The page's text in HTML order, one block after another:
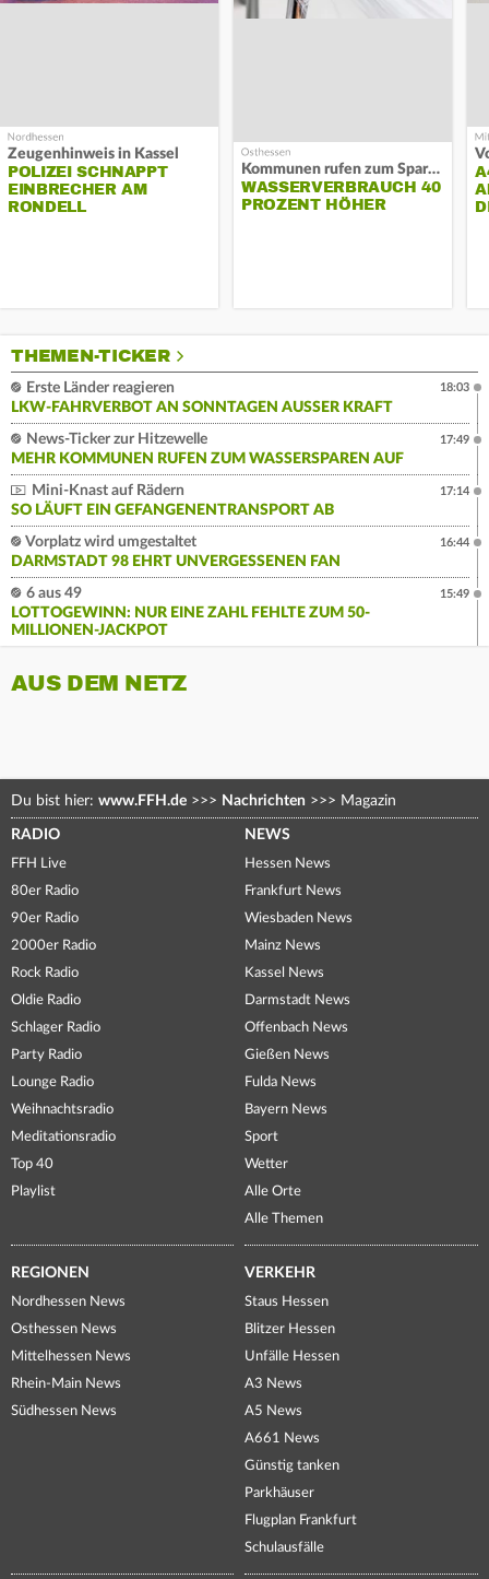
Zeugenhinweis in Kassel
POLIZEI SCHNAPPT
EINBRECHER AM
RONDELL
Kommunen rufen zum Sparen auf
WASSERVERBRAUCH 40
PROZENT HÖHER
THEMEN-TICKER
Erste Länder reagieren
LKW-FAHRVERBOT AN SONNTAGEN AUSSER KRAFT
18:03
News-Ticker zur Hitzewelle
MEHR KOMMUNEN RUFEN ZUM WASSERSPAREN AUF
17:49
Mini-Knast auf Rädern
SO LÄUFT EIN GEFANGENENTRANSPORT AB
17:14
Vorplatz wird umgestaltet
DARMSTADT 98 EHRT UNVERGESSENEN FAN
16:44
6 aus 49
LOTTOGEWINN: NUR EINE ZAHL FEHLTE ZUM 50-
MILLIONEN-JACKPOT
15:49
AUS DEM NETZ
Du bist hier: www.FFH.de >>> Nachrichten >>> Magazin
RADIO
FFH Live
80er Radio
90er Radio
2000er Radio
Rock Radio
Oldie Radio
Schlager Radio
Party Radio
Lounge Radio
Weihnachtsradio
Meditationsradio
Top 40
Playlist
NEWS
Hessen News
Frankfurt News
Wiesbaden News
Mainz News
Kassel News
Darmstadt News
Offenbach News
Gießen News
Fulda News
Bayern News
Sport
Wetter
Alle Orte
Alle Themen
REGIONEN
Nordhessen News
Osthessen News
Mittelhessen News
Rhein-Main News
Südhessen News
VERKEHR
Staus Hessen
Blitzer Hessen
Unfälle Hessen
A3 News
A5 News
A661 News
Günstig tanken
Parkhäuser
Flugplan Frankfurt
Schulausfälle